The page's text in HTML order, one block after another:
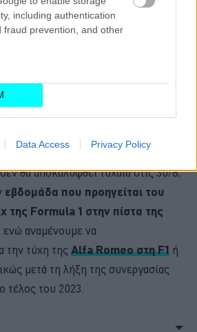
including authentication
fraud prevention, and other
Data Access Privacy Policy
και μιαteaser εικόνα του
διαδόσει την ημερομηνία της
το σχήμα 6 με το σχήμα C.
και ένδοξης ιστορίας , το
θα αποκαλυφθεί τυχαία στις 30/8,
εβδομάδα που προηγείται του
της Formula 1 στην πίστα της
ενώ αναμένουμε να
την τύχη της Alfa Romeo στη F1 ή
μετά τη λήξη της συνεργασίας
τέλος του 2023.